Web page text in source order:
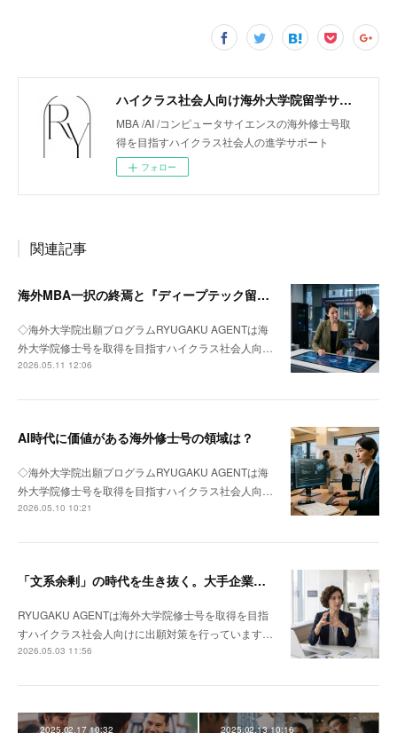
ハイクラス社会人向け海外大学院留学サポート「リューガクエージェント」
MBA /AI /コンピュータサイエンスの海外修士号取
得を目指すハイクラス社会人の進学サポート
フォロー
関連記事
海外MBA一択の終焉と『ディープテック留学』への回帰
◇海外大学院出願プログラムRYUGAKU AGENTは海
外大学院修士号を取得を目指すハイクラス社会人向…
2026.05.11 12:06
AI時代に価値がある海外修士号の領域は？
◇海外大学院出願プログラムRYUGAKU AGENTは海
外大学院修士号を取得を目指すハイクラス社会人向…
2026.05.10 10:21
「文系余剰」の時代を生き抜く。大手企業若手がMBAではなく「理系修士」を選ぶべき理由
RYUGAKU AGENTは海外大学院修士号を取得を目指
すハイクラス社会人向けに出願対策を行っています…
2026.05.03 11:56
2025.02.17 10:32 2025.02.13 10:16